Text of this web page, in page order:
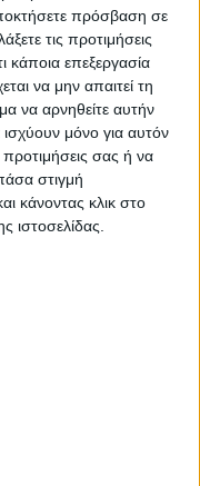
πρόσβαση σε
τις προτιμήσεις
κάποια επεξεργασία
να μην απαιτεί τη
να αρνηθείτε αυτήν
μόνο για αυτόν
προτιμήσεις σας ή να
στιγμή
κάνοντας κλικ στο
ιστοσελίδας.
τους δίνουν
να κατανοήσει μια
ιστορία του
δραματοποιημένα
το θεατή στη
πολιτικά και